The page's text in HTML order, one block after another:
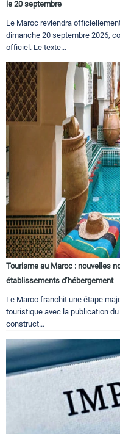
le 20 septembre
Le Maroc reviendra
dimanche 20 septembre 2026,
officiel. Le texte...
Tourisme au Maroc : nouvelles
établissements d’hébergement
Le Maroc franchit une étape
touristique avec la publication
construct...